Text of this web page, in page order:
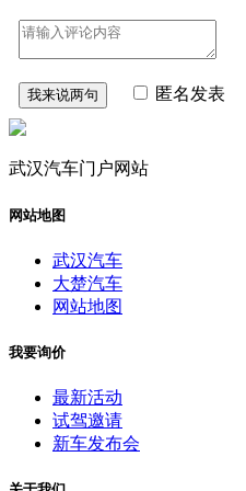
匿名发表
武汉汽车门户网站
网站地图
武汉汽车
大楚汽车
网站地图
我要询价
最新活动
试驾邀请
新车发布会